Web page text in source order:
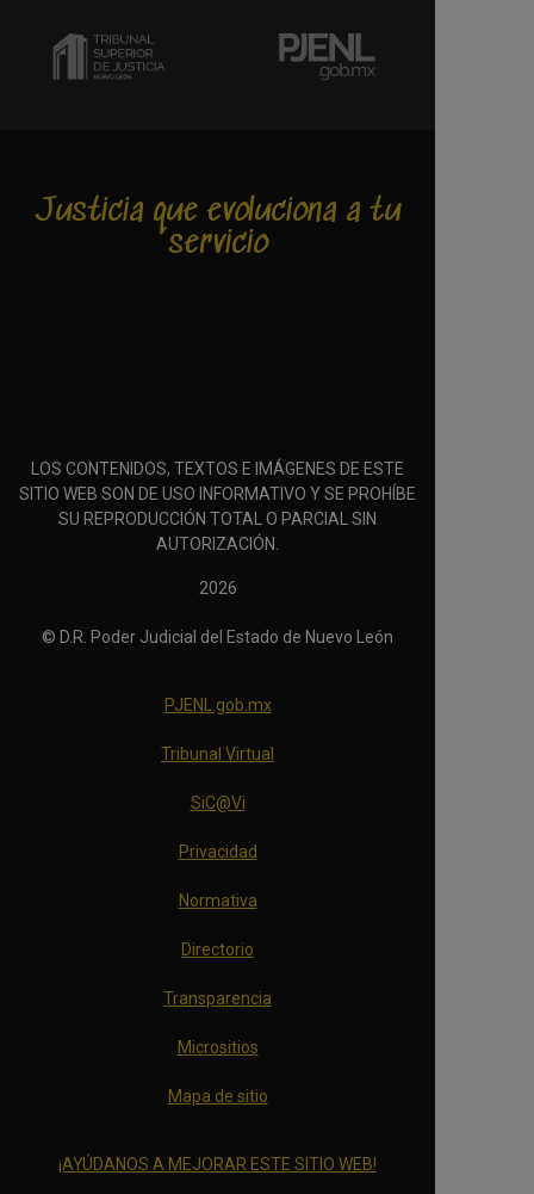
Justicia que evoluciona a tu
servicio
LOS CONTENIDOS, TEXTOS E IMÁGENES DE ESTE
SITIO WEB SON DE USO INFORMATIVO Y SE PROHÍBE
SU REPRODUCCIÓN TOTAL O PARCIAL SIN
AUTORIZACIÓN.
2026
© D.R. Poder Judicial del Estado de Nuevo León
PJENL.gob.mx
Tribunal Virtual
SiC@Vi
Privacidad
Normativa
Directorio
Transparencia
Micrositios
Mapa de sitio
¡AYÚDANOS A MEJORAR ESTE SITIO WEB!